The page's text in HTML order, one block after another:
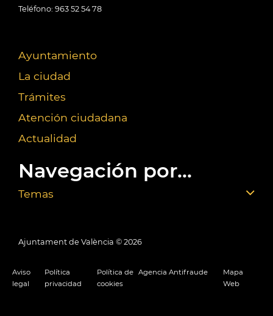
Teléfono: 963 52 54 78
Ayuntamiento
La ciudad
Trámites
Atención ciudadana
Actualidad
Navegación por...
Temas
Ajuntament de València © 2026
Aviso
legal
Política
privacidad
Política de
cookies
Agencia Antifraude
Mapa
Web